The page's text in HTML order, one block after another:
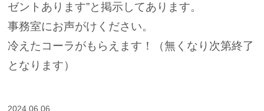
ゼントあります”と掲示してあります。
事務室にお声がけください。
冷えたコーラがもらえます！（無くなり次第終了
となります）
2024.06.06